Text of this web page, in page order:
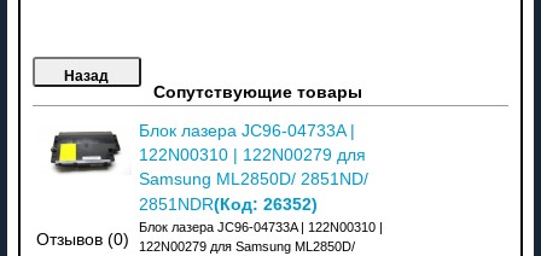
Сопутствующие товары
Отзывов (0)
Блок лазера JC96-04733A |
122N00310 | 122N00279 для
Samsung ML2850D/ 2851ND/
2851NDR(Код: 26352)
Блок лазера JC96-04733A | 122N00310 |
122N00279 для Samsung ML2850D/